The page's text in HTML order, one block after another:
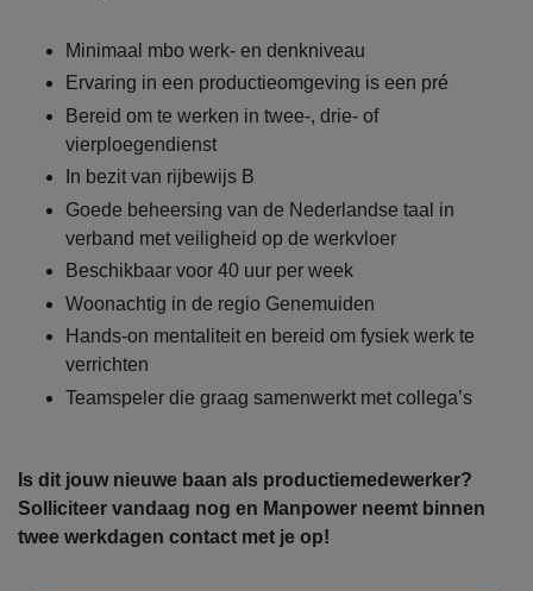
Minimaal mbo werk- en denkniveau
Ervaring in een productieomgeving is een pré
Bereid om te werken in twee-, drie- of
vierploegendienst
In bezit van rijbewijs B
Goede beheersing van de Nederlandse taal in
verband met veiligheid op de werkvloer
Beschikbaar voor 40 uur per week
Woonachtig in de regio Genemuiden
Hands-on mentaliteit en bereid om fysiek werk te
verrichten
Teamspeler die graag samenwerkt met collega’s
Is dit jouw nieuwe baan als productiemedewerker?
Solliciteer vandaag nog en Manpower neemt binnen
twee werkdagen contact met je op!